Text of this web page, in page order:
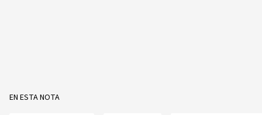
EN ESTA NOTA